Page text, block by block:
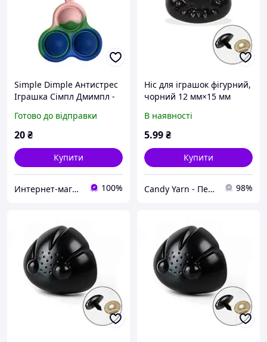
Simple Dimple Антистрес
Іграшка Сімпл Дмимпл -
Popit) - Білий Брелок
Фігурний з ка
Готово до відправки
20₴
Купити
Интернет-магазин "П'ятниця" ФОП Гришина О.О. 100%
Ніс для іграшок фігурний,
чорний 12 мм×15 мм
В наявності
5.99₴
Купити
Candy Yarn - Перший дискаунтер пряжі 98%